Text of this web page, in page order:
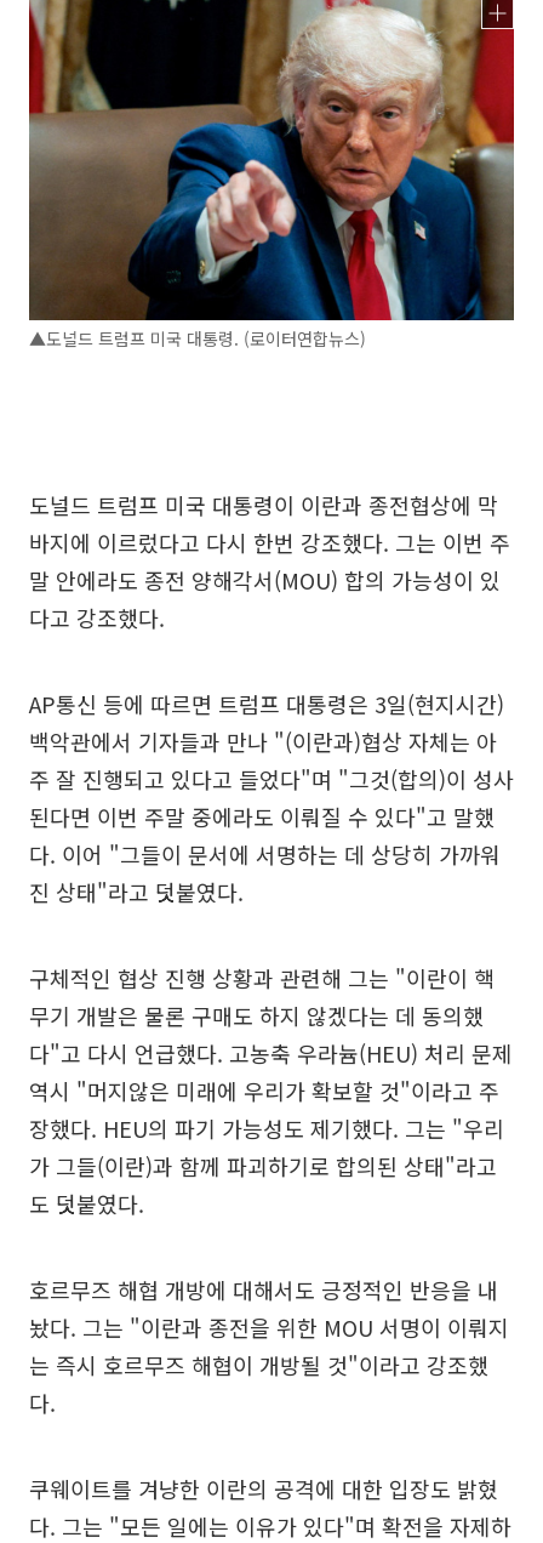
▲도널드 트럼프 미국 대통령. (로이터연합뉴스)
도널드 트럼프 미국 대통령이 이란과 종전협상에 막
바지에 이르렀다고 다시 한번 강조했다. 그는 이번 주
말 안에라도 종전 양해각서(MOU) 합의 가능성이 있
다고 강조했다.
AP통신 등에 따르면 트럼프 대통령은 3일(현지시간)
백악관에서 기자들과 만나 "(이란과)협상 자체는 아
주 잘 진행되고 있다고 들었다"며 "그것(합의)이 성사
된다면 이번 주말 중에라도 이뤄질 수 있다"고 말했
다. 이어 "그들이 문서에 서명하는 데 상당히 가까워
진 상태"라고 덧붙였다.
구체적인 협상 진행 상황과 관련해 그는 "이란이 핵
무기 개발은 물론 구매도 하지 않겠다는 데 동의했
다"고 다시 언급했다. 고농축 우라늄(HEU) 처리 문제
역시 "머지않은 미래에 우리가 확보할 것"이라고 주
장했다. HEU의 파기 가능성도 제기했다. 그는 "우리
가 그들(이란)과 함께 파괴하기로 합의된 상태"라고
도 덧붙였다.
호르무즈 해협 개방에 대해서도 긍정적인 반응을 내
놨다. 그는 "이란과 종전을 위한 MOU 서명이 이뤄지
는 즉시 호르무즈 해협이 개방될 것"이라고 강조했
다.
쿠웨이트를 겨냥한 이란의 공격에 대한 입장도 밝혔
다. 그는 "모든 일에는 이유가 있다"며 확전을 자제하